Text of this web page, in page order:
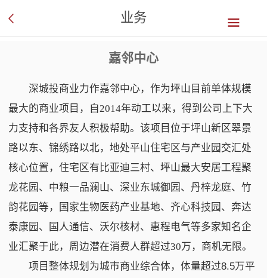
业务
嘉邻中心
深城投商业力作嘉邻中心，作为坪山目前单体规模
最大的商业项目，自2014年动工以来，得到公司上下大
力支持和各界友人积极帮助。该项目位于坪山新区翠景
路以东、锦绣路以北，地处平山住宅区与产业园交汇处
核心位置，住宅区有比亚迪三村、坪山最大安居工程聚
龙花园、中粮一品澜山、深业东城御园、丹梓龙庭、竹
韵花园等，国家生物医药产业基地、齐心科技园、奔达
泰康园、国人通信、沃尔核材、惠程电气等多家知名企
业汇聚于此，周边潜在消费人群超过30万，商机无限。
项目整体规划为城市商业综合体，体量超过8.5万平